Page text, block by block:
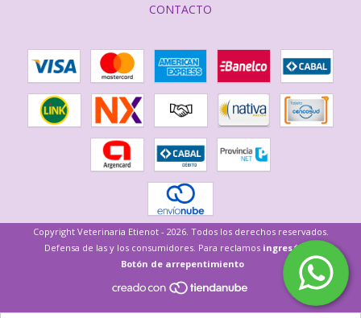
CONTACTO
Copyright Veterinaria Etienot - 2026. Todos los derechos reservados.
Defensa de las y los consumidores. Para reclamos ingresá acá.
Botón de arrepentimiento